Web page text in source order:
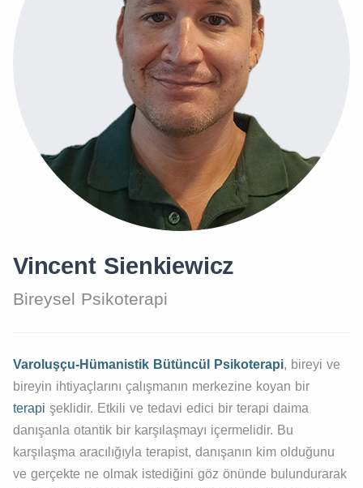
Vincent Sienkiewicz
Bireysel Psikoterapi
Varoluşçu-Hümanistik Bütüncül Psikoterapi, bireyi ve
bireyin ihtiyaçlarını çalışmanın merkezine koyan bir
terapi şeklidir. Etkili ve tedavi edici bir terapi daima
danışanla otantik bir karşılaşmayı içermelidir. Bu
karşılaşma aracılığıyla terapist, danışanın kim olduğunu
ve gerçekte ne olmak istediğini göz önünde bulundurarak